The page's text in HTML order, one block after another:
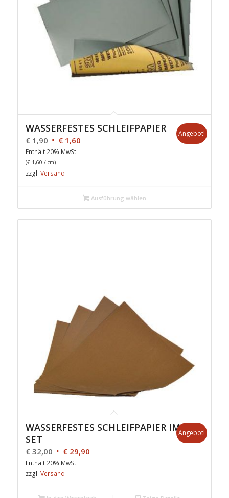
WASSERFESTES SCHLEIFPAPIER
€1,90 €1,60
Enthält 20% MwSt.
(€1,60 / cm)
zzgl. Versand
Angebot!
Ausführung wählen
WASSERFESTES SCHLEIFPAPIER IM
SET
€32,00 €29,90
Enthält 20% MwSt.
zzgl. Versand
Angebot!